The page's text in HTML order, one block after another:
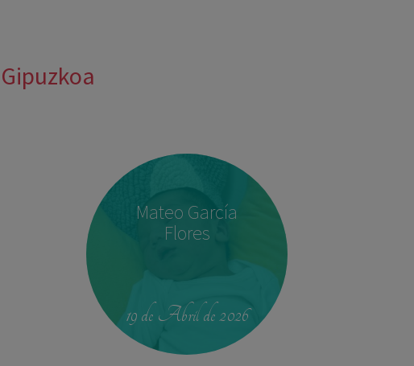
Mateo García
Flores
19 de Abril de 2026